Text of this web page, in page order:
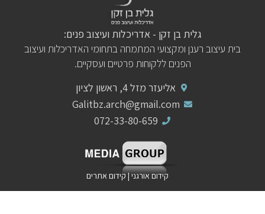
גלית בן זקן - אדריכלות ועיצוב פנים:
בית עיצוב רענן ומקצועי המתמחה בתחומי האדריכלות ועיצוב
הפנים ללקוחות פרטיים ועסקיים.
אליעזר מזל 4, ראשון לציון
Galitbz.arch@gmail.com
072-33-80-659
קידום אורגני | קידום אתרים